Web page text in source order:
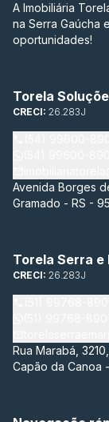
A Imobiliária
na Serra Gaúcha
oportunidades!
Torela
CRECI: 26.283J
Avenida Borges
Gramado - RS -
Torela Serra e
CRECI: 26.283J
Rua Marabá,
Capão da Canoa